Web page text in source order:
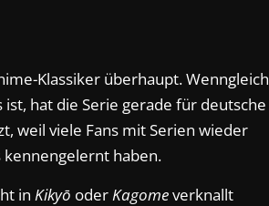
Klassiker überhaupt. Wenngleich
hat die Serie gerade für deutsche
weil viele Fans mit Serien wieder
kennengelernt haben.
in Kikyō oderKagomeverknallt